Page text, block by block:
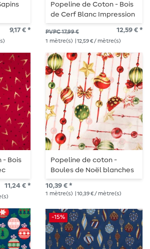
9,17 € *
Popeline de Coton - Bois
de Cerf Blanc Impression
Foil
PVPC 17,99 € 12,59 € *
1 mètre(s) | 12,59 € / mètre(s)
- Bois
11,24 € *
Popeline de coton -
Boules de Noël blanches
10,39 € *
1 mètre(s) | 10,39 € / mètre(s)
-15%